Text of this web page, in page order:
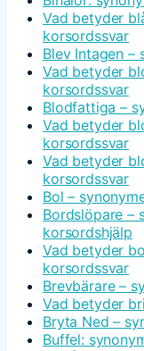
Vad betyder
korsordssvar
Blev Intagen –
Vad betyder
korsordssvar
Blodfattiga –
Vad betyder
korsordssvar
Vad betyder
korsordssvar
Bol –
Bordslöpare –
korsordshjälp
Vad betyder
korsordssvar
Brevbärare –
Vad betyder
Bryta Ned –
Buffel: